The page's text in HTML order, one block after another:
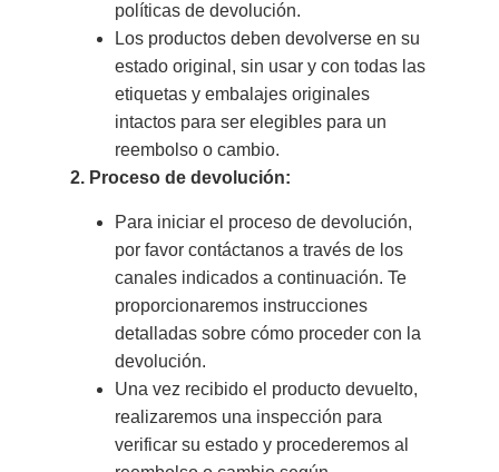
políticas de devolución.
Los productos deben devolverse en su
estado original, sin usar y con todas las
etiquetas y embalajes originales
intactos para ser elegibles para un
reembolso o cambio.
2. Proceso de devolución:
Para iniciar el proceso de devolución,
por favor contáctanos a través de los
canales indicados a continuación. Te
proporcionaremos instrucciones
detalladas sobre cómo proceder con la
devolución.
Una vez recibido el producto devuelto,
realizaremos una inspección para
verificar su estado y procederemos al